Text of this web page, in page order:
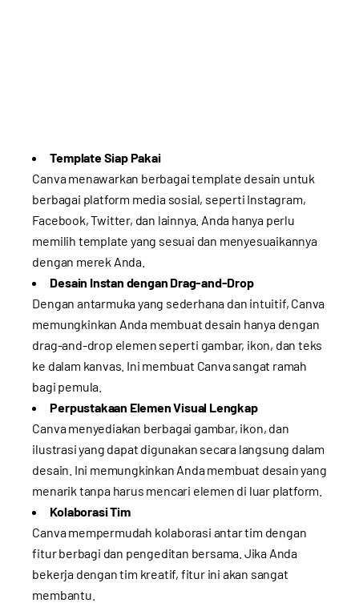
Template Siap Pakai
Canva menawarkan berbagai template desain untuk
berbagai platform media sosial, seperti Instagram,
Facebook, Twitter, dan lainnya. Anda hanya perlu
memilih template yang sesuai dan menyesuaikannya
dengan merek Anda.
Desain Instan dengan Drag-and-Drop
Dengan antarmuka yang sederhana dan intuitif, Canva
memungkinkan Anda membuat desain hanya dengan
drag-and-drop elemen seperti gambar, ikon, dan teks
ke dalam kanvas. Ini membuat Canva sangat ramah
bagi pemula.
Perpustakaan Elemen Visual Lengkap
Canva menyediakan berbagai gambar, ikon, dan
ilustrasi yang dapat digunakan secara langsung dalam
desain. Ini memungkinkan Anda membuat desain yang
menarik tanpa harus mencari elemen di luar platform.
Kolaborasi Tim
Canva mempermudah kolaborasi antar tim dengan
fitur berbagi dan pengeditan bersama. Jika Anda
bekerja dengan tim kreatif, fitur ini akan sangat
membantu.